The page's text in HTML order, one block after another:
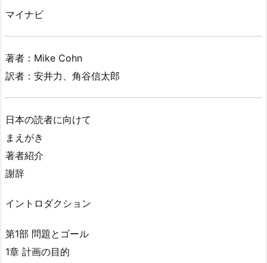
マイナビ
著者：Mike Cohn
訳者：安井力、角谷信太郎
日本の読者に向けて
まえがき
著者紹介
謝辞
イントロダクション
第1部 問題とゴール
1章 計画の目的